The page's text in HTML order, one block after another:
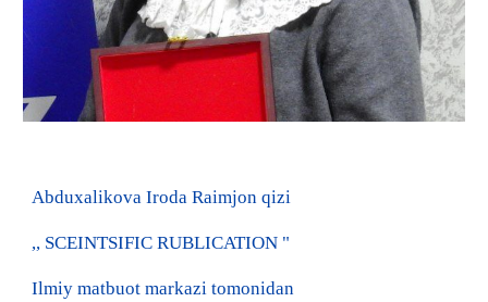
Abduxalikova Iroda Raimjon qizi
,, SCEINTSIFIC RUBLICATION "
Ilmiy matbuot markazi tomonidan